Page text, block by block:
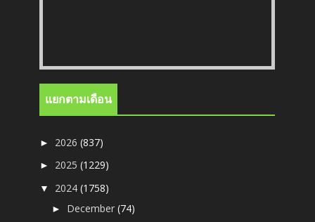
แยกตามเดือน
► 2026(837)
► 2025(1229)
▼ 2024(1758)
► December(74)